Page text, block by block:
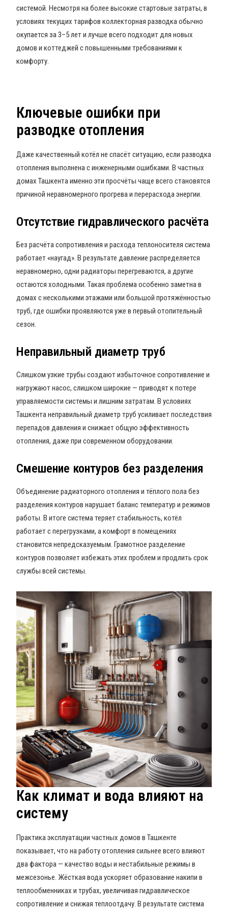
системой. Несмотря на более высокие стартовые затраты, в
условиях текущих тарифов коллекторная разводка обычно
окупается за 3–5 лет и лучше всего подходит для новых
домов и коттеджей с повышенными требованиями к
комфорту.
Ключевые ошибки при
разводке отопления
Даже качественный котёл не спасёт ситуацию, если разводка
отопления выполнена с инженерными ошибками. В частных
домах Ташкента именно эти просчёты чаще всего становятся
причиной неравномерного прогрева и перерасхода энергии.
Отсутствие гидравлического расчёта
Без расчёта сопротивления и расхода теплоносителя система
работает «наугад». В результате давление распределяется
неравномерно, одни радиаторы перегреваются, а другие
остаются холодными. Такая проблема особенно заметна в
домах с несколькими этажами или большой протяжённостью
труб, где ошибки проявляются уже в первый отопительный
сезон.
Неправильный диаметр труб
Слишком узкие трубы создают избыточное сопротивление и
нагружают насос, слишком широкие — приводят к потере
управляемости системы и лишним затратам. В условиях
Ташкента неправильный диаметр труб усиливает последствия
перепадов давления и снижает общую эффективность
отопления, даже при современном оборудовании.
Смешение контуров без разделения
Объединение радиаторного отопления и тёплого пола без
разделения контуров нарушает баланс температур и режимов
работы. В итоге система теряет стабильность, котёл
работает с перегрузками, а комфорт в помещениях
становится непредсказуемым. Грамотное разделение
контуров позволяет избежать этих проблем и продлить срок
службы всей системы.
Как климат и вода влияют на
систему
Практика эксплуатации частных домов в Ташкенте
показывает, что на работу отопления сильнее всего влияют
два фактора — качество воды и нестабильные режимы в
межсезонье. Жёсткая вода ускоряет образование накипи в
теплообменниках и трубах, увеличивая гидравлическое
сопротивление и снижая теплоотдачу. В результате система